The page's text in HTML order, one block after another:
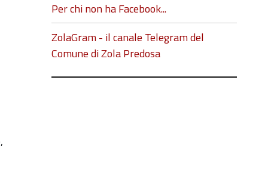
Per chi non ha Facebook...
ZolaGram - il canale Telegram del
Comune di Zola Predosa